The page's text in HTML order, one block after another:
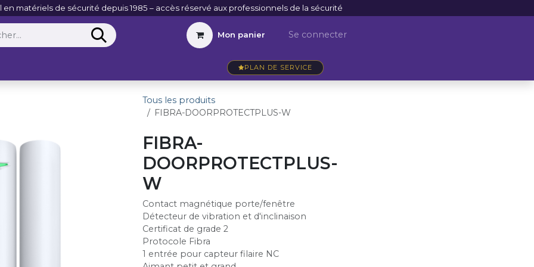
matériels de sécurité depuis 1985 – accès réservé aux professionnels de la sécurité
Mon panier Se connecter
PLAN DE SERVICE
Tous les produits
FIBRA-DOORPROTECTPLUS-W
FIBRA-
DOORPROTECTPLUS-
W
Contact magnétique porte/fenêtre
Détecteur de vibration et d'inclinaison
Certificat de grade 2
Protocole Fibra
1 entrée pour capteur filaire NC